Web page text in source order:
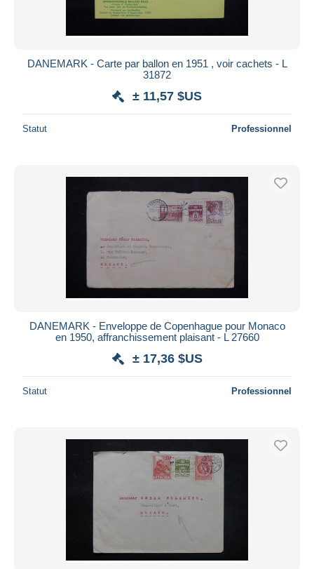
DANEMARK - Carte par ballon en 1951 , voir cachets - L
31872
± 11,57 $US
Statut Professionnel
DANEMARK - Enveloppe de Copenhague pour Monaco
en 1950, affranchissement plaisant - L 27660
± 17,36 $US
Statut Professionnel